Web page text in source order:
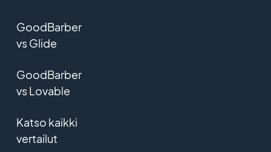
GoodBarber
vs Glide
GoodBarber
vs Lovable
Katso kaikki
vertailut